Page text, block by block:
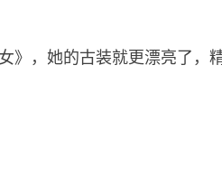
，她的古装就更漂亮了，